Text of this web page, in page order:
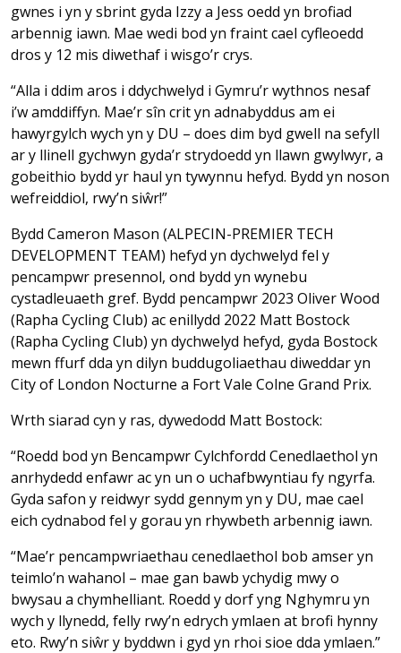
gwnes i yn y sbrint gyda Izzy a Jess oedd yn brofiad
arbennig iawn. Mae wedi bod yn fraint cael cyfleoedd
dros y 12 mis diwethaf i wisgo’r crys.
“Alla i ddim aros i ddychwelyd i Gymru’r wythnos nesaf
i’w amddiffyn. Mae’r sîn crit yn adnabyddus am ei
hawyrgylch wych yn y DU – does dim byd gwell na sefyll
ar y llinell gychwyn gyda’r strydoedd yn llawn gwylwyr, a
gobeithio bydd yr haul yn tywynnu hefyd. Bydd yn noson
wefreiddiol, rwy’n siŵr!”
Bydd Cameron Mason (ALPECIN-PREMIER TECH
DEVELOPMENT TEAM) hefyd yn dychwelyd fel y
pencampwr presennol, ond bydd yn wynebu
cystadleuaeth gref. Bydd pencampwr 2023 Oliver Wood
(Rapha Cycling Club) ac enillydd 2022 Matt Bostock
(Rapha Cycling Club) yn dychwelyd hefyd, gyda Bostock
mewn ffurf dda yn dilyn buddugoliaethau diweddar yn
City of London Nocturne a Fort Vale Colne Grand Prix.
Wrth siarad cyn y ras, dywedodd Matt Bostock:
“Roedd bod yn Bencampwr Cylchfordd Cenedlaethol yn
anrhydedd enfawr ac yn un o uchafbwyntiau fy ngyrfa.
Gyda safon y reidwyr sydd gennym yn y DU, mae cael
eich cydnabod fel y gorau yn rhywbeth arbennig iawn.
“Mae’r pencampwriaethau cenedlaethol bob amser yn
teimlo’n wahanol – mae gan bawb ychydig mwy o
bwysau a chymhelliant. Roedd y dorf yng Nghymru yn
wych y llynedd, felly rwy’n edrych ymlaen at brofi hynny
eto. Rwy’n siŵr y byddwn i gyd yn rhoi sioe dda ymlaen.”